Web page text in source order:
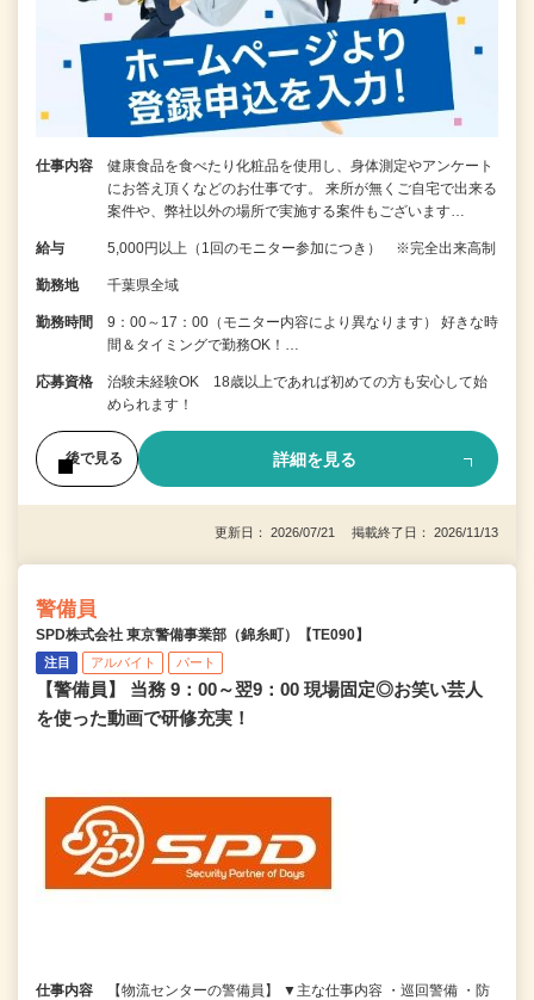
仕事内容
健康食品を食べたり化粧品を使用し、身体測定やアンケート
にお答え頂くなどのお仕事です。 来所が無くご自宅で出来る
案件や、弊社以外の場所で実施する案件もございます…
給与 5,000円以上（1回のモニター参加につき） ※完全出来高制
勤務地 千葉県全域
勤務時間
9：00～17：00（モニター内容により異なります） 好きな時
間＆タイミングで勤務OK！…
応募資格
治験未経験OK 18歳以上であれば初めての方も安心して始
められます！
後で見る 詳細を見る
更新日： 2026/07/21 掲載終了日： 2026/11/13
警備員
SPD株式会社 東京警備事業部（錦糸町）【TE090】
注目 アルバイト パート
【警備員】 当務 9：00～翌9：00 現場固定◎お笑い芸人
を使った動画で研修充実！
仕事内容
【物流センターの警備員】 ▼主な仕事内容 ・巡回警備 ・防